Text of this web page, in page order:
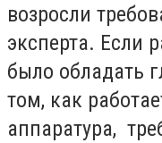
возросли
эксперта. Если
было обладать
том, как
аппаратура,